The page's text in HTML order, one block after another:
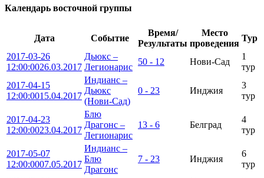
Календарь восточной группы
Дата Событие
Время/
Результаты
Место
проведения
Тур
2017-03-26
12:00:0026.03.2017
Дьюкс –
Легионарис
50 - 12 Нови-Сад
1
тур
2017-04-15
12:00:0015.04.2017
Индианс –
Дьюкс
(Нови-Сад)
0 - 23 Инджия
3
тур
2017-04-23
12:00:0023.04.2017
Блю
Драгонс –
Легионарис
13 - 6 Белград
4
тур
2017-05-07
12:00:0007.05.2017
Индианс –
Блю
Драгонс
7 - 23 Инджия
6
тур